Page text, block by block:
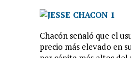
Chacón señaló que el
precio más elevado en